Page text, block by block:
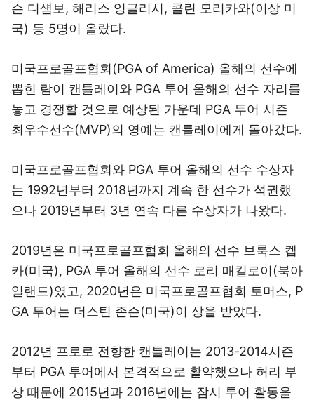
슨 디섐보, 해리스 잉글리시, 콜린 모리카와(이상 미
국) 등 5명이 올랐다.
미국프로골프협회(PGA of America) 올해의 선수에
뽑힌 람이 캔틀레이와 PGA 투어 올해의 선수 자리를
놓고 경쟁할 것으로 예상된 가운데 PGA 투어 시즌
최우수선수(MVP)의 영예는 캔틀레이에게 돌아갔다.
미국프로골프협회와 PGA 투어 올해의 선수 수상자
는 1992년부터 2018년까지 계속 한 선수가 석권했
으나 2019년부터 3년 연속 다른 수상자가 나왔다.
2019년은 미국프로골프협회 올해의 선수 브룩스 켑
카(미국), PGA 투어 올해의 선수 로리 매킬로이(북아
일랜드)였고, 2020년은 미국프로골프협회 토머스, P
GA 투어는 더스틴 존슨(미국)이 상을 받았다.
2012년 프로로 전향한 캔틀레이는 2013-2014시즌
부터 PGA 투어에서 본격적으로 활약했으나 허리 부
상 때문에 2015년과 2016년에는 잠시 투어 활동을